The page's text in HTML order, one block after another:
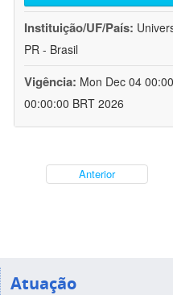
Instituição/UF/País:
PR - Brasil
Vigência: Mon Dec 04
00:00:00 BRT 2026
Anterior
Atuação